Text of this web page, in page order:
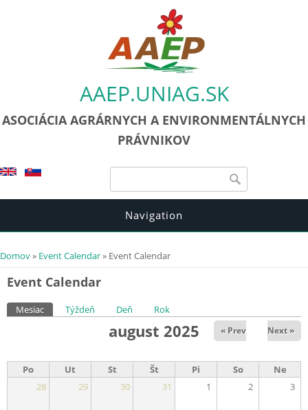
AAEP.UNIAG.SK
ASOCIÁCIA AGRÁRNYCH A ENVIRONMENTÁLNYCH
PRÁVNIKOV
Vyhľadávanie
Navigation
Nachádzate sa tu
Domov» Event Calendar» Event Calendar
Event Calendar
Primárne karty
Mesiac (aktívna karta)
Týždeň Deň Rok
august 2025 « Prev Next »
Po Ut St Št Pi So
Ne
28
29 30 31 1 2 3